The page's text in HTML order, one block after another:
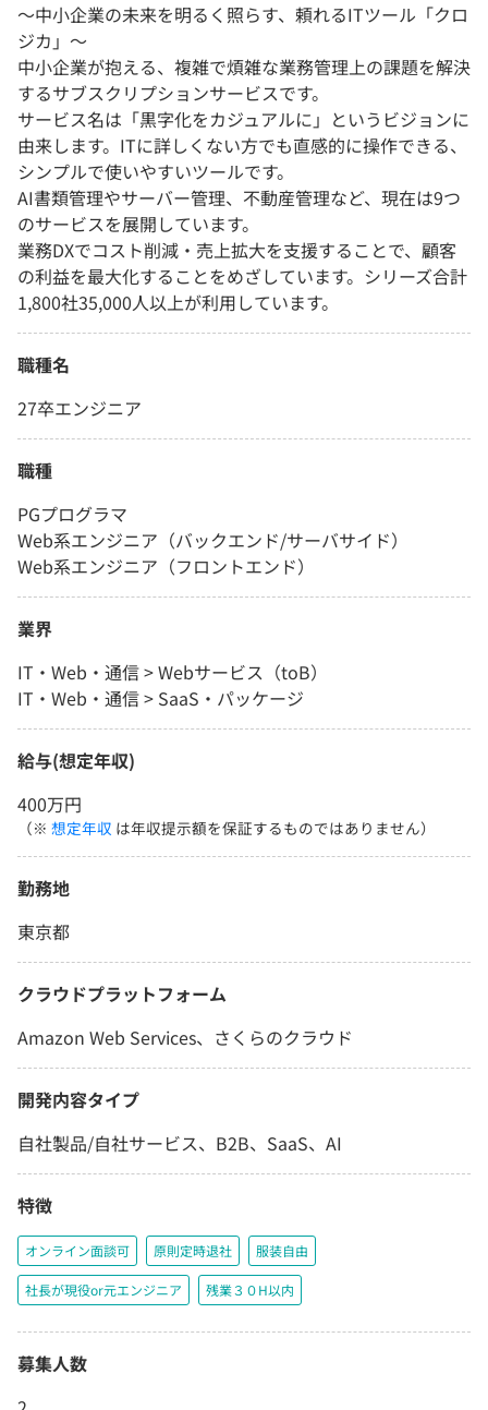
〜中小企業の未来を明るく照らす、頼れるITツール「クロ
ジカ」〜
中小企業が抱える、複雑で煩雑な業務管理上の課題を解決
するサブスクリプションサービスです。
サービス名は「黒字化をカジュアルに」というビジョンに
由来します。ITに詳しくない方でも直感的に操作できる、
シンプルで使いやすいツールです。
AI書類管理やサーバー管理、不動産管理など、現在は9つ
のサービスを展開しています。
業務DXでコスト削減・売上拡大を支援することで、顧客
の利益を最大化することをめざしています。シリーズ合計
1,800社35,000人以上が利用しています。
職種名
27卒エンジニア
職種
PGプログラマ
Web系エンジニア（バックエンド/サーバサイド）
Web系エンジニア（フロントエンド）
業界
IT・Web・通信 > Webサービス（toB）
IT・Web・通信 > SaaS・パッケージ
給与(想定年収)
400万円
（※ 想定年収 は年収提示額を保証するものではありません）
勤務地
東京都
クラウドプラットフォーム
Amazon Web Services、さくらのクラウド
開発内容タイプ
自社製品/自社サービス、B2B、SaaS、AI
特徴
オンライン面談可 原則定時退社 服装自由
社長が現役or元エンジニア 残業３０H以内
募集人数